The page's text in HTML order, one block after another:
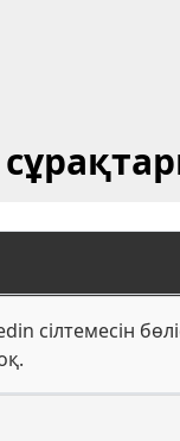
сілтемесін